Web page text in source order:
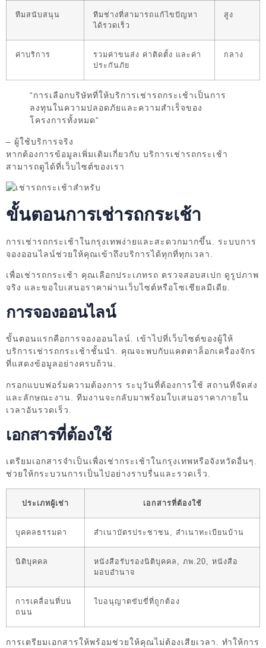
ทีมสนับสนุน
ทีมช่างที่สามารถแก้ไขปัญหา
ได้รวดเร็ว
สูง
ค่าบริการ
รวมค่าขนส่ง ค่าติดตั้ง และค่า
ประกันภัย
กลาง
“การเลือกบริษัทที่ให้บริการเช่ารถกระเช้าเป็นการ
ลงทุนในความปลอดภัยและความสำเร็จของ
โครงการทั้งหมด”
– ผู้ใช้บริการจริง
หากต้องการข้อมูลเพิ่มเติมเกี่ยวกับ บริการเช่ารถกระเช้า
สามารถดูได้ที่เว็บไซต์ของเรา
ขั้นตอนการเช่ารถกระเช้า
การเช่ารถกระเช้าในกรุงเทพง่ายและสะดวกมากขึ้น. ระบบการ
จองออนไลน์ช่วยให้คุณเข้าถึงบริการได้ทุกที่ทุกเวลา.
เพื่อเช่ารถกระเช้า คุณเลือกประเภทรถ ตรวจสอบสเปก ดูรูปภาพ
จริง และขอใบเสนอราคาผ่านเว็บไซต์หรือโซเชียลมีเดีย.
การจองออนไลน์
ขั้นตอนแรกคือการจองออนไลน์. เข้าไปที่เว็บไซต์ของผู้ให้
บริการเช่ารถกระเช้าชั้นนำ. คุณจะพบกับแคตตาล็อกเครื่องจักร
ที่แสดงข้อมูลอย่างครบถ้วน.
กรอกแบบฟอร์มความต้องการ ระบุวันที่ต้องการใช้ สถานที่จัดส่ง
และลักษณะงาน. ทีมงานจะกลับมาพร้อมใบเสนอราคาภายใน
เวลาอันรวดเร็ว.
เอกสารที่ต้องใช้
เตรียมเอกสารจำเป็นเพื่อเช่ากระเช้าในกรุงเทพหรือจังหวัดอื่นๆ.
ช่วยให้กระบวนการเป็นไปอย่างราบรื่นและรวดเร็ว.
ประเภทผู้เช่า เอกสารที่ต้องใช้
บุคคลธรรมดา สำเนาบัตรประชาชน, สำเนาทะเบียนบ้าน
นิติบุคคล
หนังสือรับรองนิติบุคคล, ภพ.20, หนังสือ
มอบอำนาจ
การเคลื่อนที่บน
ถนน
ใบอนุญาตขับขี่ที่ถูกต้อง
การเตรียมเอกสารให้พร้อมช่วยให้คุณไม่ต้องเสียเวลา. ทำให้การ